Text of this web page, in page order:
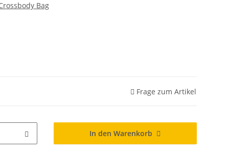
Bag
Frage zum Artikel
In den Warenkorb